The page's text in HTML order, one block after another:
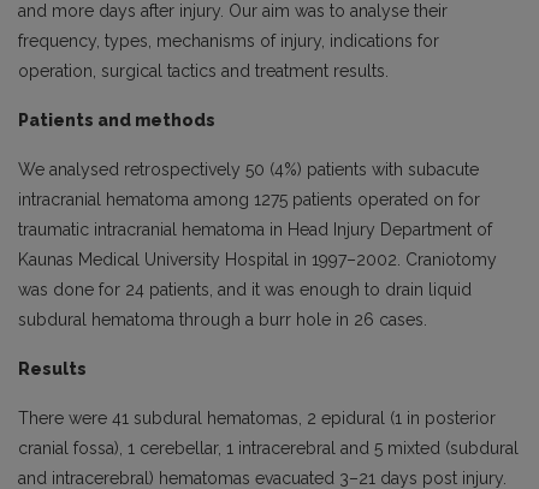
and more days after injury. Our aim was to analyse their
frequency, types, mechanisms of injury, indications for
operation, surgical tactics and treatment results.
Patients and methods
We analysed retrospectively 50 (4%) patients with subacute
intracranial hematoma among 1275 patients operated on for
traumatic intracranial hematoma in Head Injury Department of
Kaunas Medical University Hospital in 1997–2002. Craniotomy
was done for 24 patients, and it was enough to drain liquid
subdural hematoma through a burr hole in 26 cases.
Results
There were 41 subdural hematomas, 2 epidural (1 in posterior
cranial fossa), 1 cerebellar, 1 intracerebral and 5 mixted (subdural
and intracerebral) hematomas evacuated 3–21 days post injury.